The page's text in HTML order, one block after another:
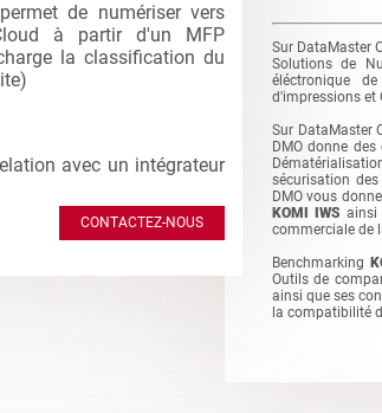
de numériser vers
à partir d'un MFP
la classification du
)
avec un intégrateur
CONTACTEZ-NOUS
Sur DataMaster
Solutions de
éléctronique
d'impressions et
Sur DataMaster
DMO donne
sécurisation
DMO vous
KOMI IWS ainsi
commerciale de
Benchmarking
Outils de
ainsi que ses
la compatibilité